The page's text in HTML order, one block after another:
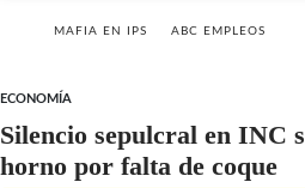
MAFIA EN IPS ABC EMPLEOS
ECONOMÍA
Silencio sepulcral en INC
horno por falta de coque